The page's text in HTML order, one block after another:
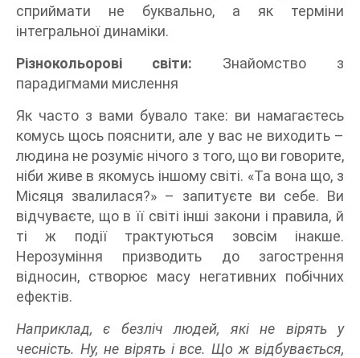
сприймати не буквально, а як терміни
інтегральної динаміки.
Різнокольорові світи: Знайомство з
парадигмами мислення
Як часто з вами бувало таке: ви намагаєтесь
комусь щось пояснити, але у вас не виходить –
людина не розуміє нічого з того, що ви говорите,
ніби живе в якомусь іншому світі. «Та вона що, з
Місяця звалилася?» – запитуєте ви себе. Ви
відчуваєте, що в її світі інші закони і правила, й
ті ж події трактуються зовсім інакше.
Нерозуміння призводить до загострення
відносин, створює масу негативних побічних
ефектів.
Наприклад, є безліч людей, які не вірять у
чесність. Ну, не вірять і все. Що ж відбувається,